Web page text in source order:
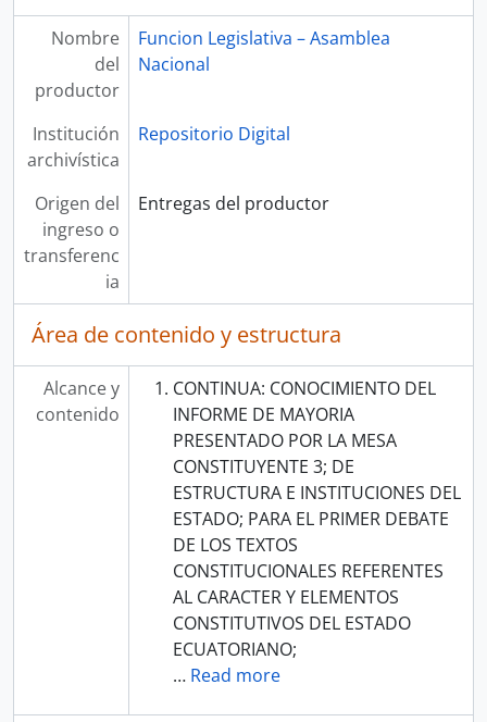
Nombre
del
productor
Funcion Legislativa – Asamblea
Nacional
Institución
archivística
Repositorio Digital
Origen del
ingreso o
transferenc
ia
Entregas del productor
Área de contenido y estructura
Alcance y
contenido
CONTINUA: CONOCIMIENTO DEL
INFORME DE MAYORIA
PRESENTADO POR LA MESA
CONSTITUYENTE 3; DE
ESTRUCTURA E INSTITUCIONES DEL
ESTADO; PARA EL PRIMER DEBATE
DE LOS TEXTOS
CONSTITUCIONALES REFERENTES
AL CARACTER Y ELEMENTOS
CONSTITUTIVOS DEL ESTADO
ECUATORIANO;
… Read more